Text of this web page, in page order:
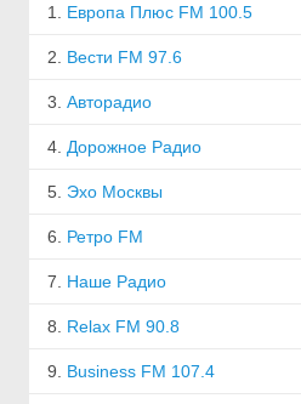
1. Европа Плюс FM 100.5
2. Вести FM 97.6
3.Авторадио
4. Дорожное Радио
5. Эхо Москвы
6. Ретро FM
7. Наше Радио
8. Relax FM 90.8
9. Business FM 107.4